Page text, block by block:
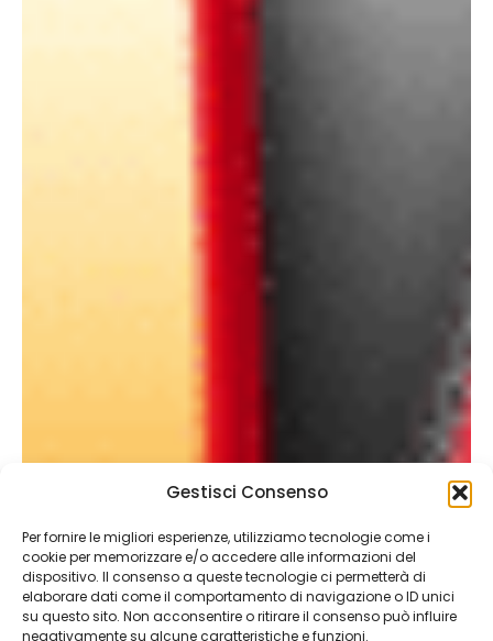
Gestisci Consenso
Per fornire le migliori esperienze, utilizziamo tecnologie come i
cookie per memorizzare e/o accedere alle informazioni del
dispositivo. Il consenso a queste tecnologie ci permetterà di
elaborare dati come il comportamento di navigazione o ID unici
su questo sito. Non acconsentire o ritirare il consenso può influire
negativamente su alcune caratteristiche e funzioni.